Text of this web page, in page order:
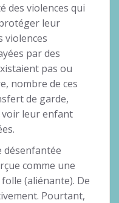
des violences qui
leur
violences
par des
pas ou
nombre de ces
de garde,
voir leur enfant
désenfantée
comme une
(aliénante). De
Pourtant,